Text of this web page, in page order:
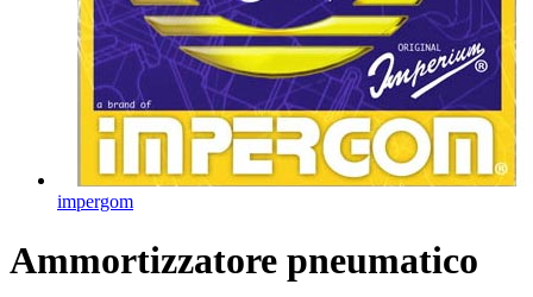
impergom
Ammortizzatore pneumatico